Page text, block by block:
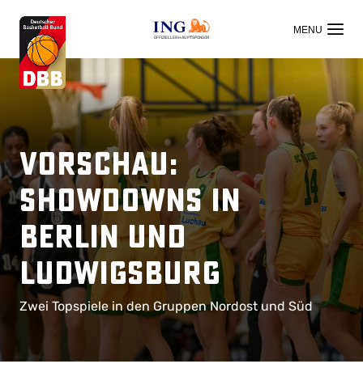
OFFIZIELLER HAUPTSPONSOR
Vorschau:
Showdowns in
Berlin und
Ludwigsburg
Zwei Topspiele in den Gruppen Nordost und Süd